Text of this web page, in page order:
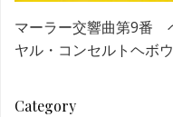
マーラー交響曲第9番
ヤル・コンセルトヘボ
Category